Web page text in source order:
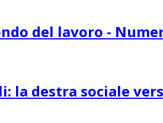
del lavoro -
la destra sociale